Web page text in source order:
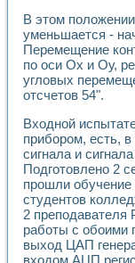
Из
В этом
уменьшается -
Перемещение
по оси Ох и Оу,
угловых
отсчетов 54".
Входной
прибором, есть,
сигнала и
Подготовлено 2
прошли обучение
студентов
2 преподавателя
работы с обоими
выход ЦАП